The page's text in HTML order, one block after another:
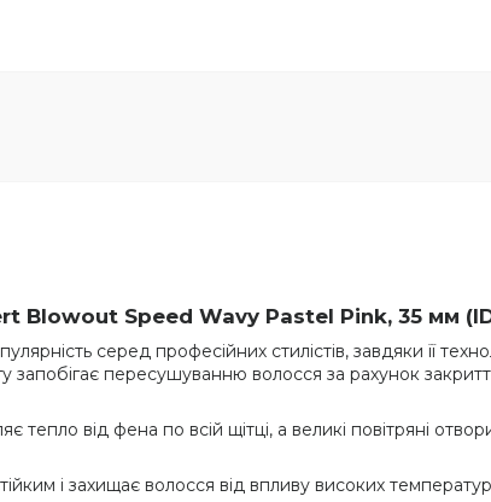
Blowout Speed Wavy Pastel Pink, 35 мм
серед професійних стилістів, завдяки її
пересушуванню волосся за рахунок
тепло від фена по всій щітці, а великі повітряні
і захищає волосся від впливу високих